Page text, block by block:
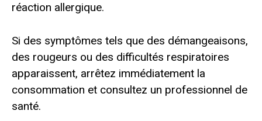
réaction allergique.
Si des symptômes tels que des démangeaisons,
des rougeurs ou des difficultés respiratoires
apparaissent, arrêtez immédiatement la
consommation et consultez un professionnel de
santé.